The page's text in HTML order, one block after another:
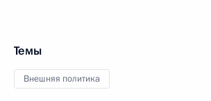
Темы
Внешняя политика